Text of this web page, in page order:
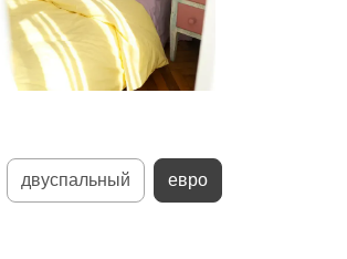
двуспальный евро